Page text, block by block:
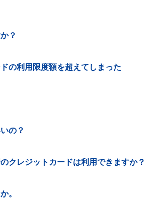
？
の利用限度額を超えてしまった
の？
クレジットカードは利用できますか？
。